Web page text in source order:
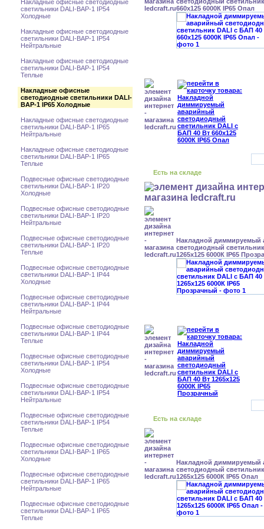
Накладные офисные светодиодные
светильники DALI-BAP-1 IP54
Холодные
Накладные офисные светодиодные
светильники DALI-BAP-1 IP54
Нейтральные
Накладные офисные светодиодные
светильники DALI-BAP-1 IP54
Теплые
Накладные офисные
светодиодные светильники DALI-
BAP-1 IP65 Холодные
Накладные офисные светодиодные
светильники DALI-BAP-1 IP65
Нейтральные
Накладные офисные светодиодные
светильники DALI-BAP-1 IP65
Теплые
Подвесные офисные светодиодные
светильники DALI-BAP-1 IP20
Холодные
Подвесные офисные светодиодные
светильники DALI-BAP-1 IP20
Нейтральные
Подвесные офисные светодиодные
светильники DALI-BAP-1 IP20
Теплые
Подвесные офисные светодиодные
светильники DALI-BAP-1 IP44
Холодные
Подвесные офисные светодиодные
светильники DALI-BAP-1 IP44
Нейтральные
Подвесные офисные светодиодные
светильники DALI-BAP-1 IP44
Теплые
Подвесные офисные светодиодные
светильники DALI-BAP-1 IP54
Холодные
Подвесные офисные светодиодные
светильники DALI-BAP-1 IP54
Нейтральные
Подвесные офисные светодиодные
светильники DALI-BAP-1 IP54
Теплые
Подвесные офисные светодиодные
светильники DALI-BAP-1 IP65
Холодные
Подвесные офисные светодиодные
светильники DALI-BAP-1 IP65
Нейтральные
Подвесные офисные светодиодные
светильники DALI-BAP-1 IP65
Теплые
660x125 6000К IP65 Опал
Есть на складе
Накладной диммируемый
светодиодный
1265x125 6000К IP65
Есть на складе
Накладной диммируемый
светодиодный
1265x125 6000К IP65 Опал